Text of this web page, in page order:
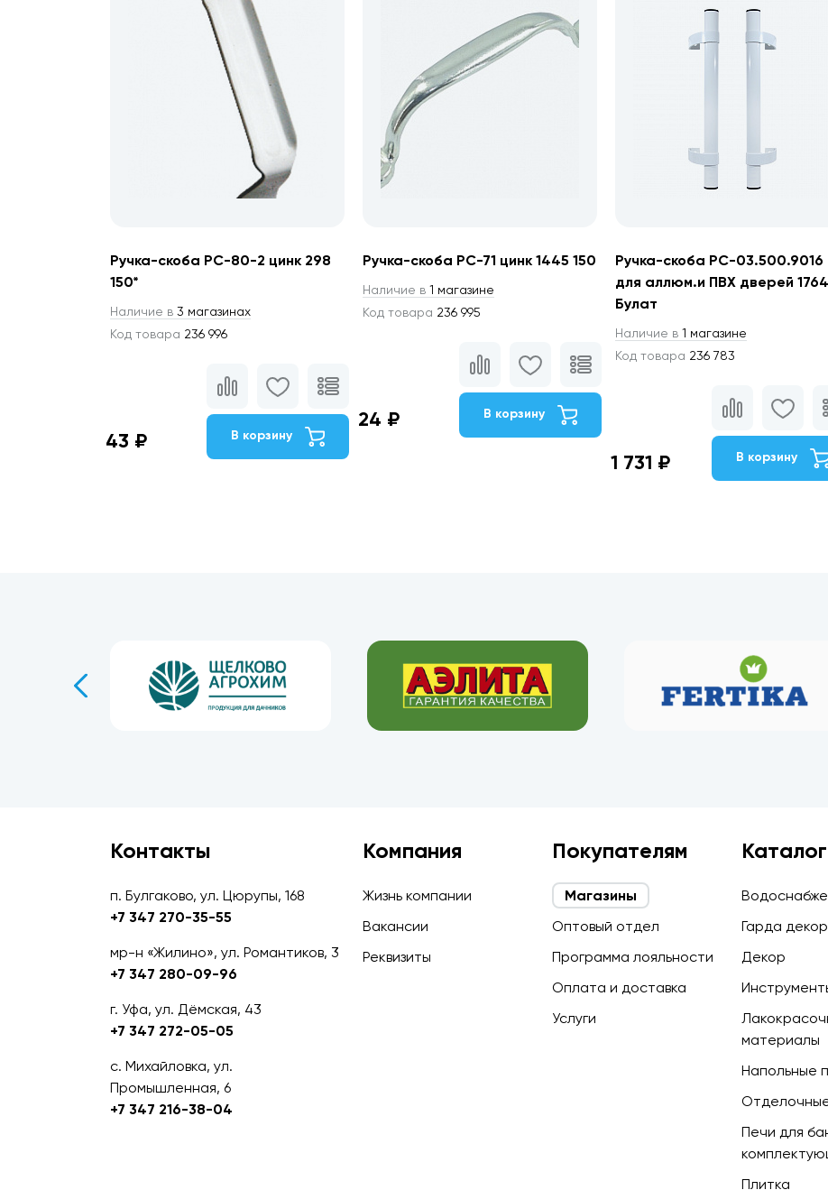
Ручка-скоба РС-80-2 цинк 298
150*
Наличие в 3 магазинах
Код товара 236 996
43 ₽ В корзину
Ручка-скоба РС-71 цинк 1445 150
Наличие в 1 магазине
Код товара 236 995
24 ₽ В корзину
Ручка-скоба РС-03.500.9016
для аллюм.и ПВХ дверей
Булат
Наличие в 1 магазине
Код товара 236 783
1 731 ₽ В корзину
Контакты
п. Булгаково, ул. Цюрупы, 168
+7 347 270-35-55
мр-н «Жилино», ул. Романтиков, 3
+7 347 280-09-96
г. Уфа, ул. Дёмская, 43
+7 347 272-05-05
с. Михайловка, ул.
Промышленная, 6
+7 347 216-38-04
Компания
Жизнь компании
Вакансии
Реквизиты
Покупателям
Магазины
Оптовый отдел
Программа лояльности
Оплата и доставка
Услуги
Гарда декор
Декор
материалы
Напольные
Печи для
Плитка